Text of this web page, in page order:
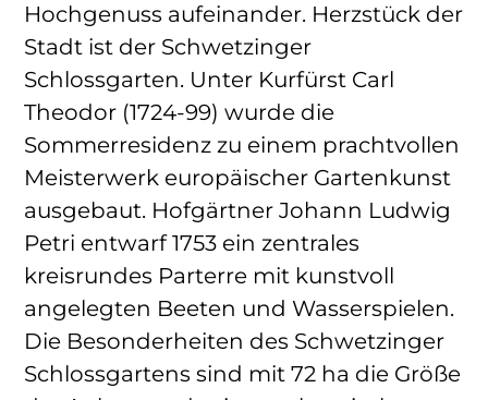
Hochgenuss aufeinander. Herzstück der
Stadt ist der Schwetzinger
Schlossgarten. Unter Kurfürst Carl
Theodor (1724-99) wurde die
Sommerresidenz zu einem prachtvollen
Meisterwerk europäischer Gartenkunst
ausgebaut. Hofgärtner Johann Ludwig
Petri entwarf 1753 ein zentrales
kreisrundes Parterre mit kunstvoll
angelegten Beeten und Wasserspielen.
Die Besonderheiten des Schwetzinger
Schlossgartens sind mit 72 ha die Größe